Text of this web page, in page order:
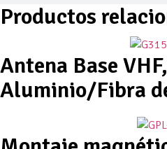
Productos
Antena Base
Aluminio/Fibra